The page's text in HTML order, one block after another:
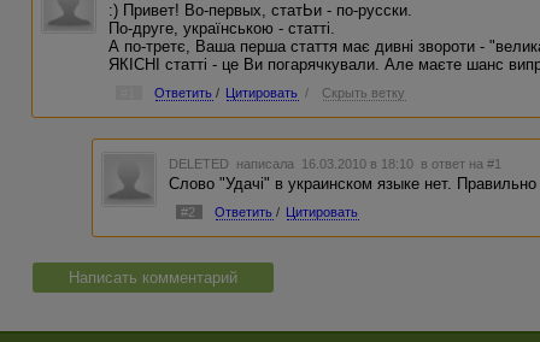
:) Привет! Во-первых, статЬи - по-русски.
По-друге, українською - статті.
А по-третє, Ваша перша стаття має дивні звороти -
ЯКІСНІ статті - це Ви погарячкували. Але маєте шанс
Ответить / Цитировать / Скрыть ветку
DELETED написала 16.03.2010 в 18:10 в ответ на #1
Слово "Удачі" в украинском языке нет.
#2 Ответить / Цитировать
Написать комментарий